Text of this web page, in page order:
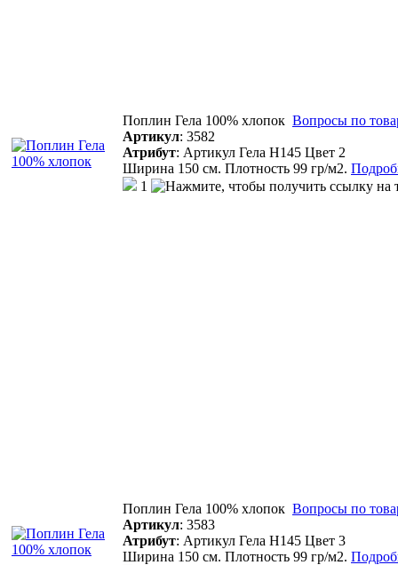
Поплин Гела 100% хлопок Вопросы по
Артикул: 3582
Атрибут: Артикул Гела Н145 Цвет 2
Ширина 150 см. Плотность 99 гр/м2.
1
Поплин Гела 100% хлопок Вопросы по
Артикул: 3583
Атрибут: Артикул Гела Н145 Цвет 3
Ширина 150 см. Плотность 99 гр/м2.